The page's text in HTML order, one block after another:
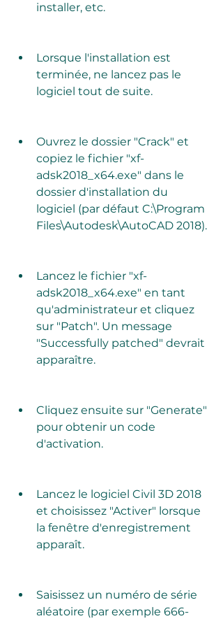
installer, etc.
Lorsque l'installation est
terminée, ne lancez pas le
logiciel tout de suite.
Ouvrez le dossier "Crack" et
copiez le fichier "xf-
adsk2018_x64.exe" dans le
dossier d'installation du
logiciel (par défaut C:\Program
Files\Autodesk\AutoCAD 2018).
Lancez le fichier "xf-
adsk2018_x64.exe" en tant
qu'administrateur et cliquez
sur "Patch". Un message
"Successfully patched" devrait
apparaître.
Cliquez ensuite sur "Generate"
pour obtenir un code
d'activation.
Lancez le logiciel Civil 3D 2018
et choisissez "Activer" lorsque
la fenêtre d'enregistrement
apparaît.
Saisissez un numéro de série
aléatoire (par exemple 666-